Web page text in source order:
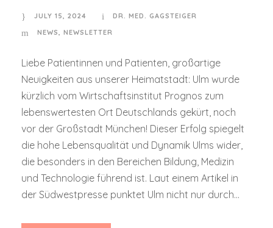
JULY 15, 2024
DR. MED. GAGSTEIGER
NEWS, NEWSLETTER
Liebe Patientinnen und Patienten, großartige
Neuigkeiten aus unserer Heimatstadt: Ulm wurde
kürzlich vom Wirtschaftsinstitut Prognos zum
lebenswertesten Ort Deutschlands gekürt, noch
vor der Großstadt München! Dieser Erfolg spiegelt
die hohe Lebensqualität und Dynamik Ulms wider,
die besonders in den Bereichen Bildung, Medizin
und Technologie führend ist. Laut einem Artikel in
der Südwestpresse punktet Ulm nicht nur durch...